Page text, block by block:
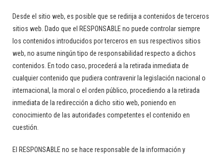
Desde el sitio web, es posible que se redirija a contenidos de terceros
sitios web. Dado que el RESPONSABLE no puede controlar siempre
los contenidos introducidos por terceros en sus respectivos sitios
web, no asume ningún tipo de responsabilidad respecto a dichos
contenidos. En todo caso, procederá a la retirada inmediata de
cualquier contenido que pudiera contravenir la legislación nacional o
internacional, la moral o el orden público, procediendo a la retirada
inmediata de la redirección a dicho sitio web, poniendo en
conocimiento de las autoridades competentes el contenido en
cuestión.
El RESPONSABLE no se hace responsable de la información y